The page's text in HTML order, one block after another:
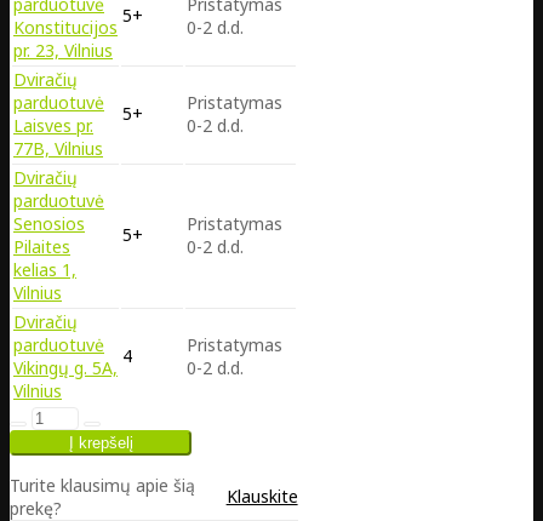
Konstitucijos
pr. 23, Vilnius
5+
0-2 d.d.
Dviračių
parduotuvė
Laisves pr.
77B, Vilnius
5+
Pristatymas
0-2 d.d.
Dviračių
parduotuvė
Senosios
Pilaites
kelias 1,
Vilnius
5+
Pristatymas
0-2 d.d.
Dviračių
parduotuvė
Vikingų g. 5A,
Vilnius
4
Pristatymas
0-2 d.d.
Turite klausimų apie šią
prekę?
Klauskite